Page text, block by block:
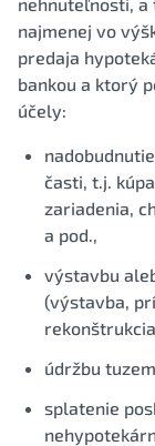
najmenej vo
predaja
bankou a ktorý
účely:
časti, t.j.
zariadenia,
a pod.,
výstavbu
(výstavba,
údržbu
splatenie